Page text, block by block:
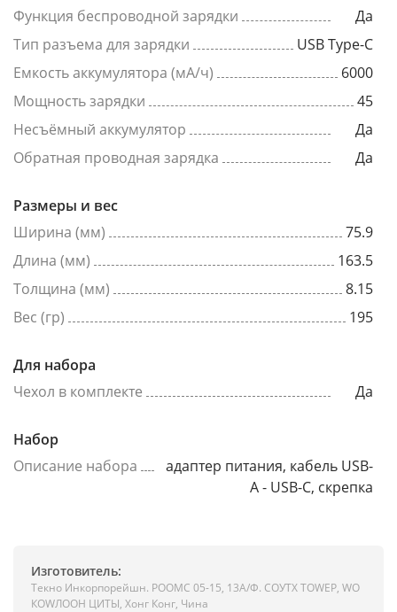
Функция беспроводной зарядки
Да
Тип разъема для зарядки
USB Type-C
Емкость аккумулятора (мА/ч)
6000
Мощность зарядки
45
Несъёмный аккумулятор
Да
Обратная проводная зарядка
Да
Размеры и вес
Ширина (мм)
75.9
Длина (мм)
163.5
Толщина (мм)
8.15
Вес (гр)
195
Для набора
Чехол в комплекте
Да
Набор
Описание набора
адаптер питания, кабель USB-
A - USB-C, скрепка
Изготовитель:
Текно Инкорпорейшн. РООМС 05-15, 13А/Ф. СОУТХ ТОWЕР, WО
КОWЛООН ЦИТЫ, Хонг Конг, Чина